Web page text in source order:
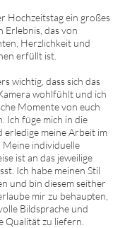
Hochzeitstag ein großes
Erlebnis, das von
Herzlichkeit und
erfüllt ist.
wichtig, dass sich das
wohlfühlt und ich
Momente von euch
Ich füge mich in die
erledige meine Arbeit im
individuelle
ist an das jeweilige
Ich habe meinen Stil
und bin diesem seither
mir zu behaupten,
Bildsprache und
Qualität zu liefern.